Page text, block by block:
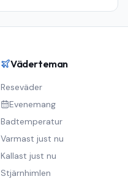
Väderteman
Reseväder
Evenemang
Badtemperatur
Varmast just nu
Kallast just nu
Stjärnhimlen